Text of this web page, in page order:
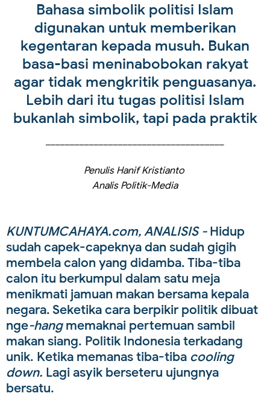
Bahasa simbolik politisi Islam
digunakan untuk memberikan
kegentaran kepada musuh. Bukan
basa-basi meninabobokan rakyat
agar tidak mengkritik penguasanya.
Lebih dari itu tugas politisi Islam
bukanlah simbolik, tapi pada praktik
Penulis Hanif Kristianto
Analis Politik-Media
KUNTUMCAHAYA.com, ANALISIS -Hidup
sudah capek-capeknya dan sudah gigih
membela calon yang didamba. Tiba-tiba
calon itu berkumpul dalam satu meja
menikmati jamuan makan bersama kepala
negara. Seketika cara berpikir politik dibuat
nge-hangmemaknai pertemuan sambil
makan siang. Politik Indonesia terkadang
unik. Ketika memanas tiba-tiba cooling
down. Lagi asyik berseteru ujungnya
bersatu.